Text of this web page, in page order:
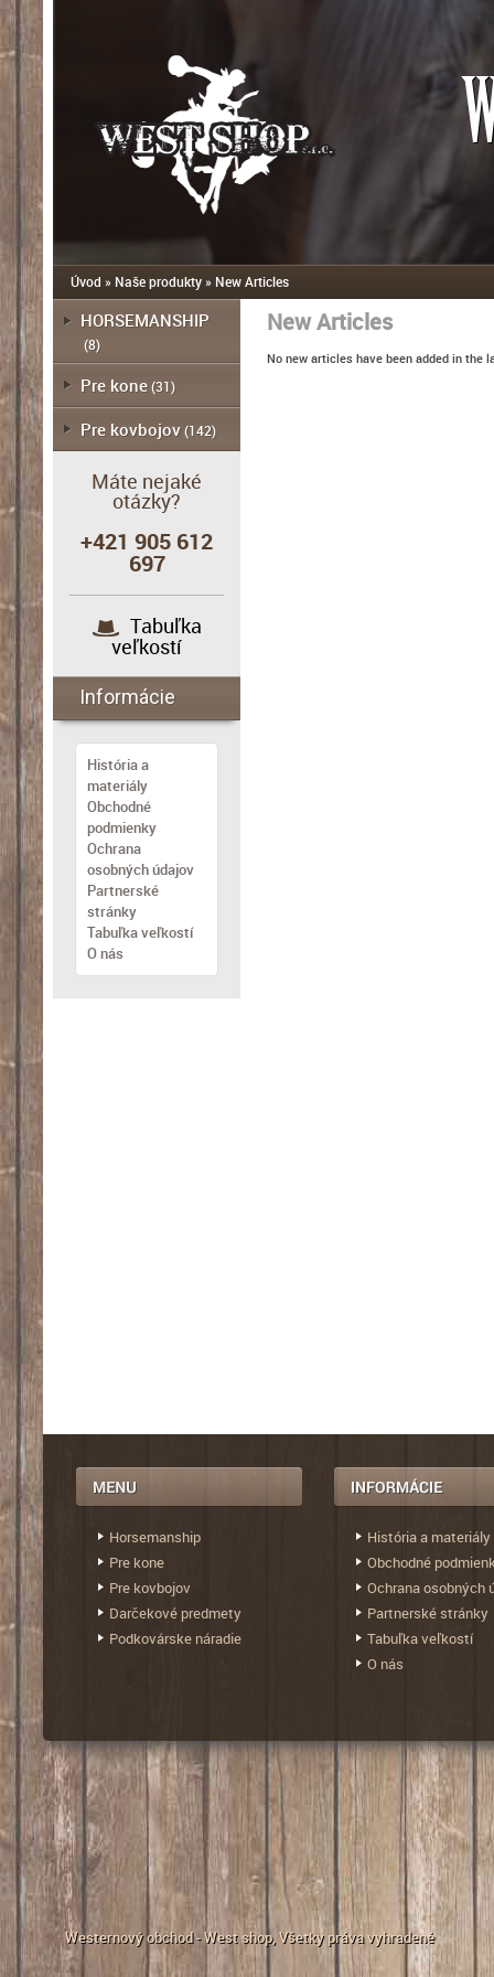
Úvod » Naše produkty» New Articles
New Articles
No new articles have been added in the
HORSEMANSHIP
(8)
Pre kone(31)
Pre kovbojov(142)
Máte nejaké
otázky?
+421 905 612
697
Tabuľka
veľkostí
Informácie
História a
materiály
Obchodné
podmienky
Ochrana
osobných údajov
Partnerské
stránky
Tabuľka veľkostí
O nás
Horsemanship
Pre kone
Pre kovbojov
Darčekové predmety
Podkovárske náradie
História a materiály
Obchodné
Ochrana osobných
Partnerské stránky
Tabuľka veľkostí
O nás
Westernový obchod - West shop, Všetky práva vyhradené